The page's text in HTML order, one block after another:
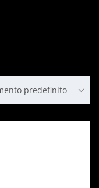
predefinito